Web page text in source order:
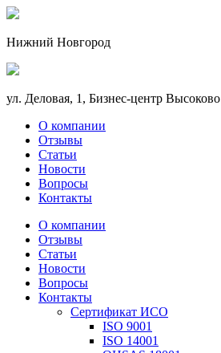
Нижний Новгород
ул. Деловая, 1, Бизнес-центр Высоково
О компании
Отзывы
Статьи
Новости
Вопросы
Контакты
О компании
Отзывы
Статьи
Новости
Вопросы
Контакты
Сертификат ИСО
ISO 9001
ISO 14001